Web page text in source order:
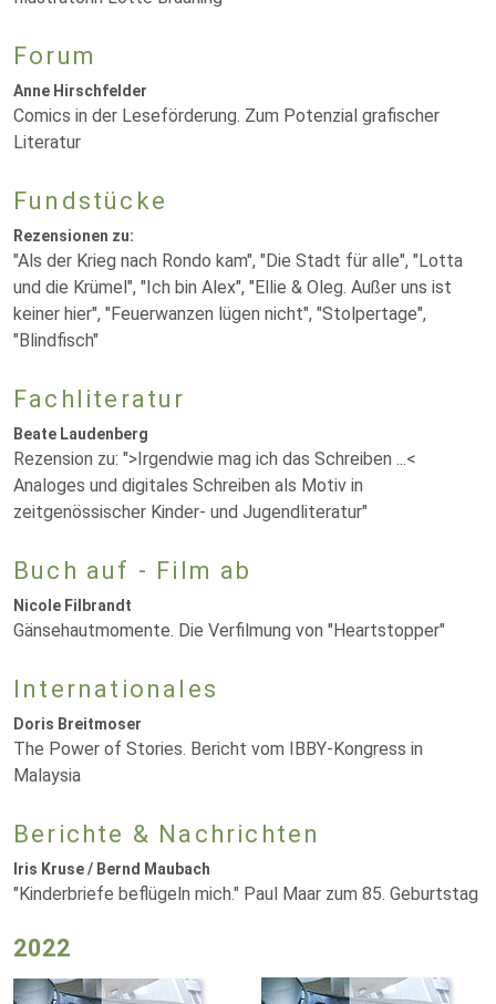
Forum
Anne Hirschfelder
Comics in der Leseförderung. Zum Potenzial grafischer
Literatur
Fundstücke
Rezensionen zu:
"Als der Krieg nach Rondo kam", "Die Stadt für alle", "Lotta
und die Krümel", "Ich bin Alex", "Ellie & Oleg. Außer uns ist
keiner hier", "Feuerwanzen lügen nicht", "Stolpertage",
"Blindfisch"
Fachliteratur
Beate Laudenberg
Rezension zu: ">Irgendwie mag ich das Schreiben ...<
Analoges und digitales Schreiben als Motiv in
zeitgenössischer Kinder- und Jugendliteratur"
Buch auf - Film ab
Nicole Filbrandt
Gänsehautmomente. Die Verfilmung von "Heartstopper"
Internationales
Doris Breitmoser
The Power of Stories. Bericht vom IBBY-Kongress in
Malaysia
Berichte & Nachrichten
Iris Kruse / Bernd Maubach
"Kinderbriefe beflügeln mich." Paul Maar zum 85. Geburtstag
2022